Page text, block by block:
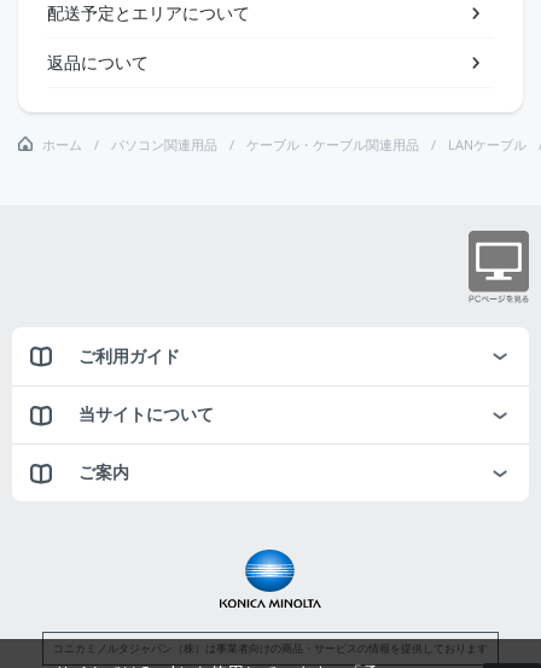
配送予定とエリアについて
返品について
ホーム パソコン関連用品 ケーブル・ケーブル関連用品 LANケーブル
ご利用ガイド
当サイトについて
ご案内
コニカミノルタジャパン（株）は事業者向けの商品・サービスの情報を提供しております